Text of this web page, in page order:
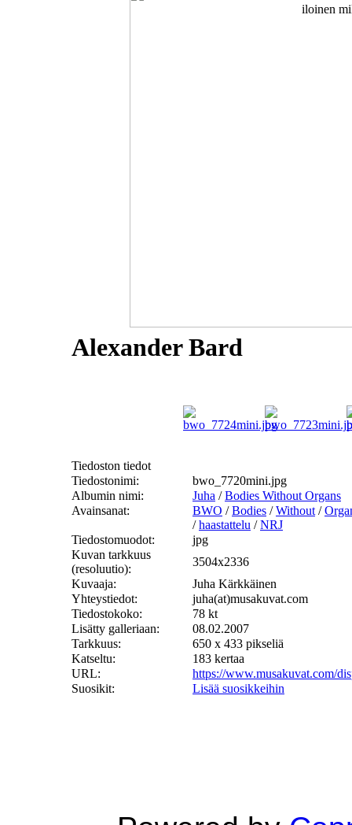
Alexander Bard
Tiedoston tiedot
Tiedostonimi:
bwo_7720mini.jpg
Albumin nimi:
Juha /Bodies Without Organs
Avainsanat:
BWO /Bodies /Without /
/haastattelu /NRJ
Tiedostomuodot:
jpg
Kuvan tarkkuus
(resoluutio):
3504x2336
Kuvaaja:
Juha Kärkkäinen
Yhteystiedot:
juha(at)musakuvat.com
Tiedostokoko:
78 kt
Lisätty galleriaan:
08.02.2007
Tarkkuus:
650 x 433 pikseliä
Katseltu:
183 kertaa
URL:
https://www.musakuvat.com/
Suosikit:
Lisää suosikkeihin